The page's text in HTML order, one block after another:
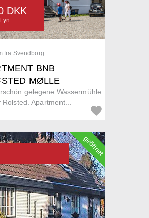
fra Svendborg
BNB
MØLLE
gelegene Wassermühle
Apartment...
DKK
geöffnet